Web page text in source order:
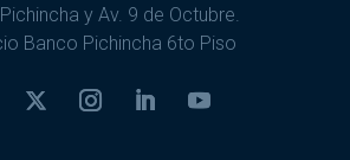
y Av. 9 de Octubre.
Banco Pichincha 6to Piso